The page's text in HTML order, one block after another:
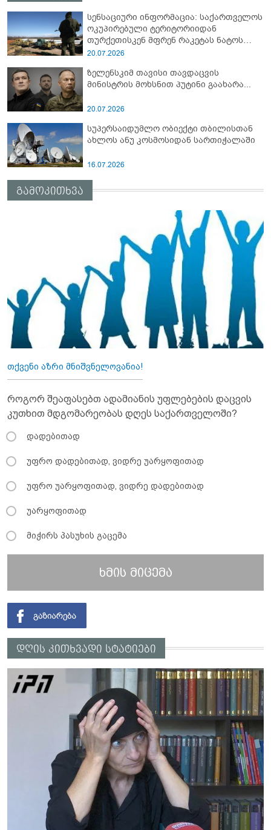
სენსაციური ინფორმაცია: საქართველოს
ოკუპირებული ტერიტორიიდან
თურქეთისკენ მფრენ რაკეტას ნატოს
სამიტი კინაღამ ჩაუშლია
20.07.2026
ზელენსკიმ თავისი თავდაცვის
მინისტრის მოხსნით პუტინი გაახარა...
20.07.2026
სუპერსაიდუმლო ობიექტი თბილისთან
ახლოს ანუ კოსმოსიდან სართიჭალაში
16.07.2026
გამოკითხვა
თქვენი აზრი მნიშვნელოვანია!
როგორ შეაფასებთ ადამიანის უფლებების დაცვის
კუთხით მდგომარეობას დღეს საქართველოში?
დადებითად
უფრო დადებითად, ვიდრე უარყოფითად
უფრო უარყოფითად, ვიდრე დადებითად
უარყოფითად
მიჭირს პასუხის გაცემა
ხმის მიცემა
დღის კითხვადი სტატიები